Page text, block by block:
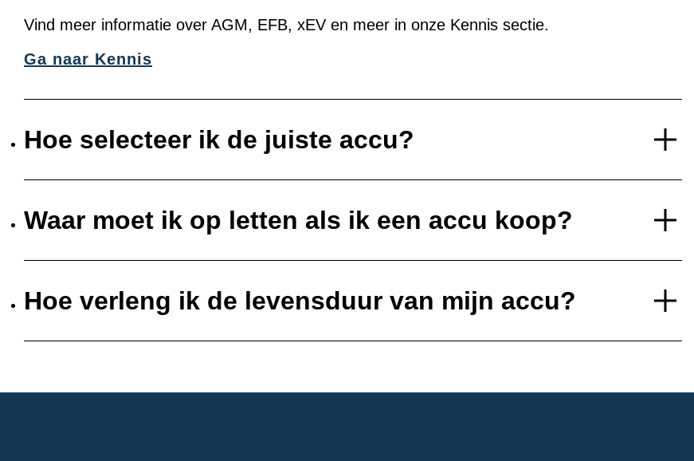
Vind meer informatie over AGM, EFB, xEV en meer in onze Kennis sectie.
Ga naar Kennis
Hoe selecteer ik de juiste accu?
Waar moet ik op letten als ik een accu koop?
Hoe verleng ik de levensduur van mijn accu?